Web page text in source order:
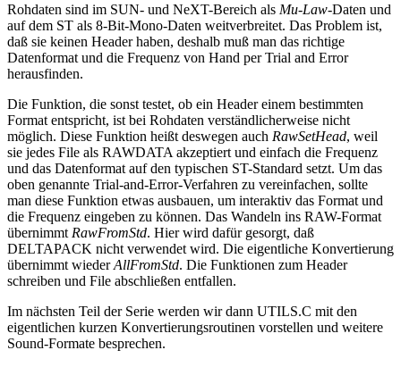
Rohdaten sind im SUN- und NeXT-Bereich als Mu-Law-Daten und
auf dem ST als 8-Bit-Mono-Daten weitverbreitet. Das Problem ist,
daß sie keinen Header haben, deshalb muß man das richtige
Datenformat und die Frequenz von Hand per Trial and Error
herausfinden.
Die Funktion, die sonst testet, ob ein Header einem bestimmten
Format entspricht, ist bei Rohdaten verständlicherweise nicht
möglich. Diese Funktion heißt deswegen auch RawSetHead, weil
sie jedes File als RAWDATA akzeptiert und einfach die Frequenz
und das Datenformat auf den typischen ST-Standard setzt. Um das
oben genannte Trial-and-Error-Verfahren zu vereinfachen, sollte
man diese Funktion etwas ausbauen, um interaktiv das Format und
die Frequenz eingeben zu können. Das Wandeln ins RAW-Format
übernimmt RawFromStd. Hier wird dafür gesorgt, daß
DELTAPACK nicht verwendet wird. Die eigentliche Konvertierung
übernimmt wiederAllFromStd. Die Funktionen zum Header
schreiben und File abschließen entfallen.
Im nächsten Teil der Serie werden wir dann UTILS.C mit den
eigentlichen kurzen Konvertierungsroutinen vorstellen und weitere
Sound-Formate besprechen.